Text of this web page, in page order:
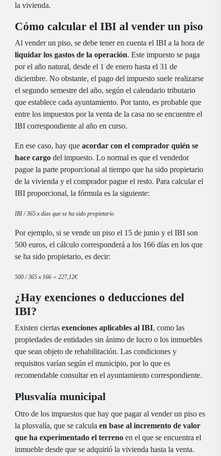
la vivienda.
Cómo calcular el IBI al vender un piso
Al vender un piso, se debe tener en cuenta el IBI a la hora de
liquidar los gastos de la operación. Este impuesto se paga
por el año natural, desde el 1 de enero hasta el 31 de
diciembre. No obstante, el pago del impuesto suele realizarse
el segundo semestre del año, según el calendario tributario
que establece cada ayuntamiento. Por tanto, es probable que
entre los impuestos por la venta de la casa no se encuentre el
IBI correspondiente al año en curso.
En ese caso, hay que acordar con el comprador quién se
hace cargo del impuesto. Lo normal es que el vendedor
pague la parte proporcional al tiempo que ha sido propietario
de la vivienda y el comprador pague el resto. Para calcular el
IBI proporcional, la fórmula es la siguiente:
IBI / 365 x días que se ha sido propietario
Por ejemplo, si se vende un piso el 15 de junio y el IBI son
500 euros, el cálculo corresponderá a los 166 días en los que
se ha sido propietario, es decir:
500 / 365 x 166 = 227,12€
¿Hay exenciones o deducciones del
IBI?
Existen ciertas exenciones aplicables al IBI, como las
propiedades de entidades sin ánimo de lucro o los inmuebles
que sean objeto de rehabilitación. Las condiciones y
requisitos varían según el municipio, por lo que es
recomendable consultar en el ayuntamiento correspondiente.
Plusvalía municipal
Otro de los impuestos que hay que pagar al vender un piso es
la plusvalía, que se calcula en base al incremento de valor
que ha experimentado el terreno en el que se encuentra el
inmueble desde que se adquirió la vivienda hasta la venta.